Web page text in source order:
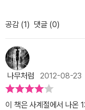
남아에서 온 것 같은 외
을 뜻하는 말인 ‘파키’라
야기를 꺼내지 못한다. ‘나’는 아무에게도 이해받지 못하는 동시에 어
느 누구도 이해하려 하지
않으려 하고, “조금이라
며, 타인에 대해서도 연민
기도 한다. 하천에 버려진
없는 구멍이 있음을 말한
대로 응시한다면. 그건 제
래야 하는데 주인공은 결
지만 말을 하지 못한다. 늘
속에 있는 구멍으로 늘 빨
다. 의지로 행한 살인이라
은 이미 자신의 구멍에 침
이 되며, 폭력 부모의 자
이런 말을 증명하는 듯했
록 노력해야 하는 건지,
그 짧은 사과의 말도 한
서 우리의 용서 따위는 필
그 사람을 용서하기 위해
야 하는 건지. 용서를 하
그따위 속임수는 쓰지 마,
만, 밖에서는 다른 사람
버지가 갑자기 화재 현장
을 북적이는 와중에도, 예
'아버지'를 부르며 오열하
안을 찾을 수 있게 되었다
로 눈물 한 방울 흘리지 않
사람이었던 아버지가 밖
빠. 아이들을 위해 그런 남
과 딸. 엄마의 미련함을
서는 훌륭한 사람이었다.
법이다. 아빠의 부족한 부
에 대한 생각이 바뀌어 버
진 삐딱한 시선은 자신과
공감 (1) 댓글 (0)
나무처럼 2012-08-23
이 책은 사계절에서 나온